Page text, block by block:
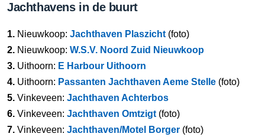
Jachthavens in de buurt
1. Nieuwkoop: Jachthaven Plaszicht (foto)
2. Nieuwkoop: W.S.V. Noord Zuid Nieuwkoop
3. Uithoorn: E Harbour Uithoorn
4. Uithoorn: Passanten Jachthaven Aeme Stelle (foto)
5. Vinkeveen: Jachthaven Achterbos
6. Vinkeveen: Jachthaven Omtzigt (foto)
7. Vinkeveen: Jachthaven/Motel Borger (foto)